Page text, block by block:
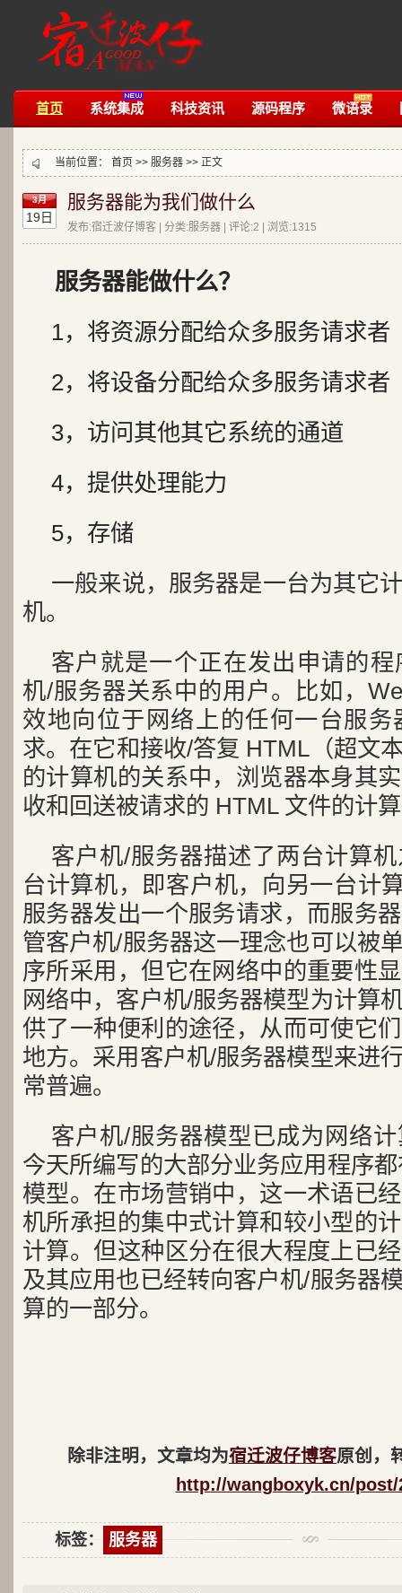
首页 系统集成 科技资讯 源码程序 微语录
当前位置： 首页 >> 服务器 >> 正文
3月
19日
服务器能为我们做什么
发布:宿迁波仔博客 | 分类:服务器 | 评论:2 | 浏览:1315
服务器能做什么？
1，将资源分配给众多服务请求者
2，将设备分配给众多服务请求者
3，访问其他其它系统的通道
4，提供处理能力
5，存储
一般来说，服务器是一台为其它
机。
客户就是一个正在发出申请的
机/服务器关系中的用户。比如，
效地向位于网络上的任何一台服
求。在它和接收/答复 HTML（超文
的计算机的关系中，浏览器本身其
收和回送被请求的 HTML 文件的计
客户机/服务器描述了两台计算
台计算机，即客户机，向另一台计
服务器发出一个服务请求，而服务
管客户机/服务器这一理念也可以被
序所采用，但它在网络中的重要性
网络中，客户机/服务器模型为计算
供了一种便利的途径，从而可使它
地方。采用客户机/服务器模型来进
常普遍。
客户机/服务器模型已成为网络
今天所编写的大部分业务应用程序
模型。在市场营销中，这一术语已
机所承担的集中式计算和较小型的
计算。但这种区分在很大程度上已
及其应用也已经转向客户机/服务器
算的一部分。
除非注明，文章均为宿迁波仔博客原创，
http://wangboxyk.cn/
标签： 服务器